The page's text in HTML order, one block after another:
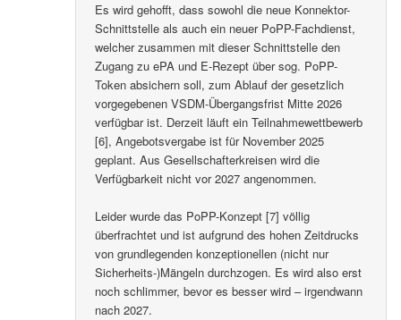
Es wird gehofft, dass sowohl die neue Konnektor-
Schnittstelle als auch ein neuer PoPP-Fachdienst,
welcher zusammen mit dieser Schnittstelle den
Zugang zu ePA und E-Rezept über sog. PoPP-
Token absichern soll, zum Ablauf der gesetzlich
vorgegebenen VSDM-Übergangsfrist Mitte 2026
verfügbar ist. Derzeit läuft ein Teilnahmewettbewerb
[6], Angebotsvergabe ist für November 2025
geplant. Aus Gesellschafterkreisen wird die
Verfügbarkeit nicht vor 2027 angenommen.
Leider wurde das PoPP-Konzept [7] völlig
überfrachtet und ist aufgrund des hohen Zeitdrucks
von grundlegenden konzeptionellen (nicht nur
Sicherheits-)Mängeln durchzogen. Es wird also erst
noch schlimmer, bevor es besser wird – irgendwann
nach 2027.